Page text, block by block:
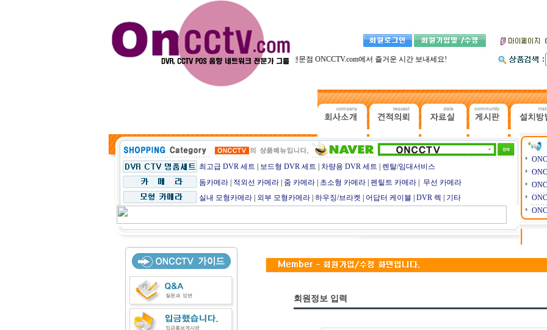
CCTV전문점 ONCCTV.com에서 즐거운 시간 보내세요!
최고급 DVR 세트 보드형 DVR 세트 차량용 DVR 세트
렌탈/임대서비스
돔카메라| 적외선 카메라| 줌 카메라| 초소형 카메라| 펜팉트 카메라|
무선 카메라
실내 모형카메라| 외부 모형카메라| 하우징/브라켓 어답터 케이블 DVR 렉 기타
회원정보 입력